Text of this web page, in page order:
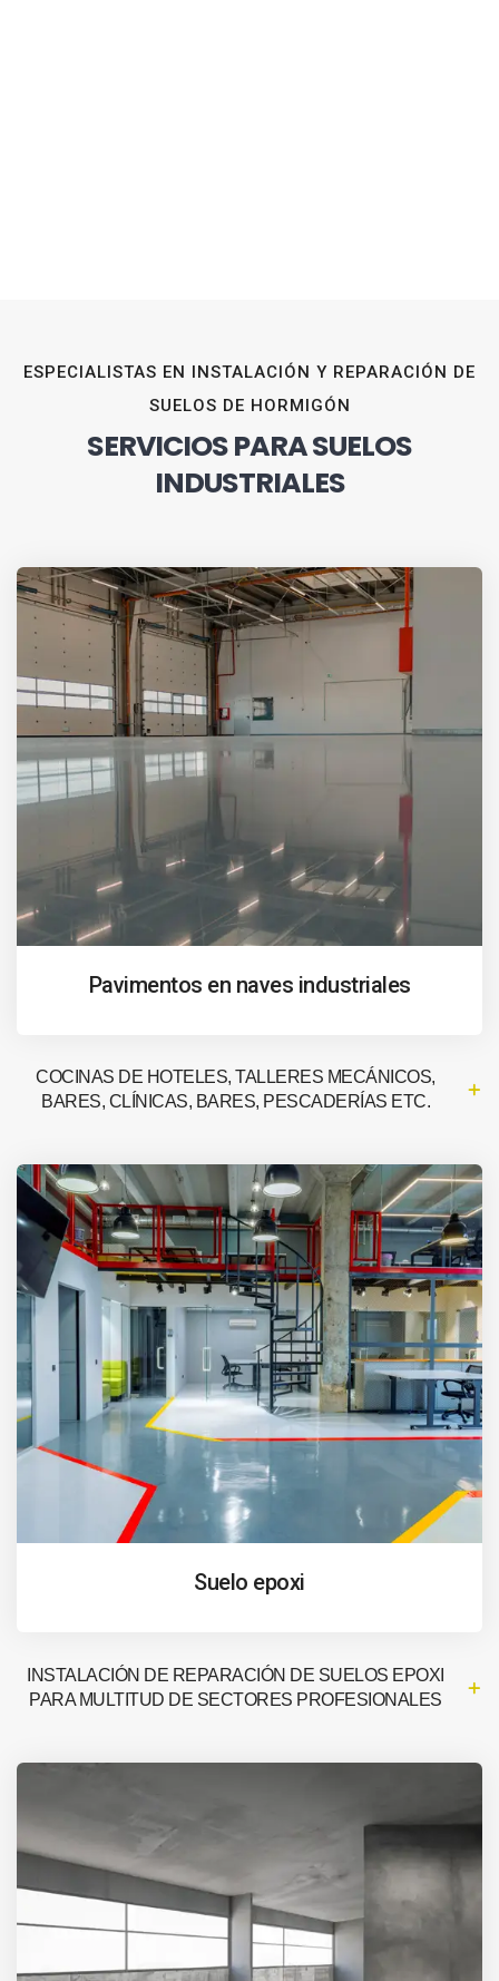
ESPECIALISTAS EN INSTALACIÓN Y REPARACIÓN DE
SUELOS DE HORMIGÓN
SERVICIOS PARA SUELOS
INDUSTRIALES
Pavimentos en naves industriales
COCINAS DE HOTELES, TALLERES MECÁNICOS,
BARES, CLÍNICAS, BARES, PESCADERÍAS ETC.
Suelo epoxi
INSTALACIÓN DE REPARACIÓN DE SUELOS EPOXI
PARA MULTITUD DE SECTORES PROFESIONALES